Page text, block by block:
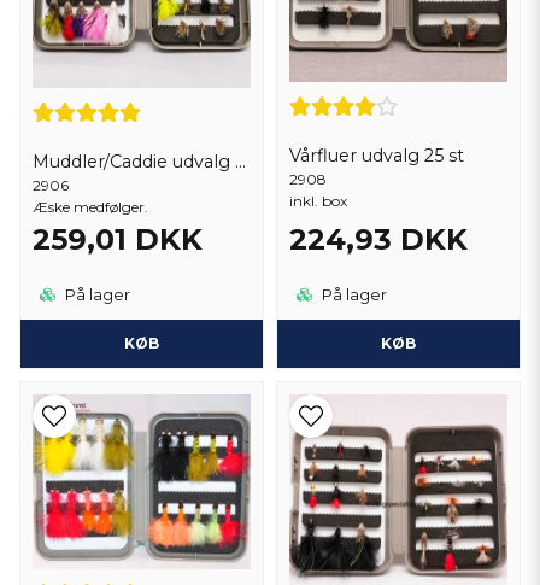
Muddler/Caddie udvalg 27 stk.
2906
Æske medfølger.
259,01 DKK
På lager
KØB
Vårfluer udvalg 25 st
2908
inkl. box
224,93 DKK
På lager
KØB